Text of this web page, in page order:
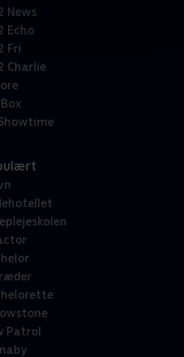
News
Echo
Fri
Charlie
Patrol